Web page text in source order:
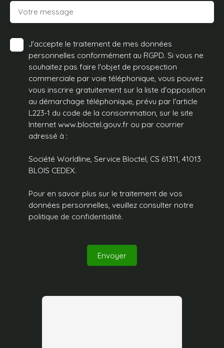
Votre message
J'accepte le traitement de mes données
personnelles conformément au RGPD. Si vous ne
souhaitez pas faire l'objet de prospection
commerciale par voie téléphonique, vous pouvez
vous inscrire gratuitement sur la liste d'opposition
au démarchage téléphonique, prévu par l'article
L223-1 du code de la consommation, sur le site
Internet www.bloctel.gouv.fr ou par courrier
adressé à :
Société Worldline, Service Bloctel, CS 61311, 41013
BLOIS CEDEX.
Pour en savoir plus sur le traitement de vos
données personnelles, veuillez consulter notre
politique de confidentialité.
Envoyer